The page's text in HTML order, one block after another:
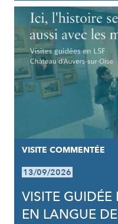
VISITE COMMENTÉE
13/09/2026
VISITE
EN LANGUE